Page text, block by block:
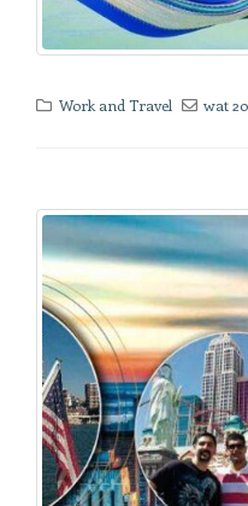
Work and Travel wat